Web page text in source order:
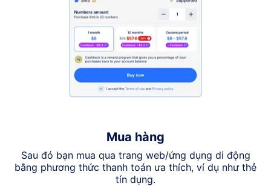
Mua hàng
Sau đó bạn mua qua trang web/ứng dụng di động
bằng phương thức thanh toán ưa thích, ví dụ như thẻ
tín dụng.